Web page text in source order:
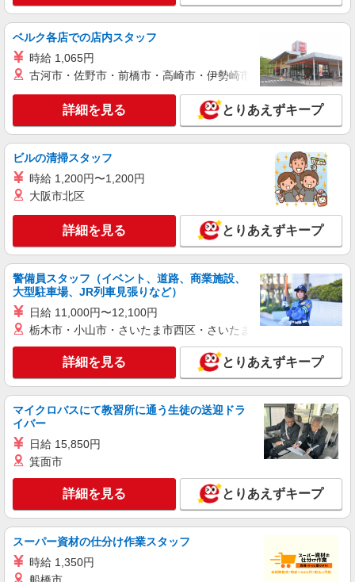
キープ
派遣社員
株式会社kotrio /●KB-H-1849107
＼未経験OK／高級シニア向け住宅で日常生活
の見守りやお手伝い等
時給1550円〜2187円 ＜日払い有/週払い有/交
詳細を見る
株式会社kotrio /●KB-H-2020608
小野駅｜まずは送迎業務で活躍しよう◎デイサ
ービスSTAFF
時給1450円〜2187円 ＜日払い有/週払い有/交
通費全支給(ガソリン代含む)＞
小野市 ＊最寄り駅：小野
キープ 詳細を見る
派遣社員
株式会社kotrio /●KB-H-1856647
小野／4名急募！シニア向けマンションSTAFF
時給1500円〜2125円 ＜日払い有/週払い有/交
通費全支給(ガソリン代含む)＞
小野市 ＊最寄り駅：小野
キープ 詳細を見る
ベルク各店での店内スタッフ
時給 1,065円
古河市・佐野市・前橋市・高崎市・伊勢崎市・太田市・館林市
詳細を見る とりあえずキープ
ビルの清掃スタッフ
時給 1,200円〜1,200円
大阪市北区
詳細を見る とりあえずキープ
警備員スタッフ（イベント、道路、商業施設、
大型駐車場、JR列車見張りなど）
日給 11,000円〜12,100円
栃木市・小山市・さいたま市西区・さいたま市岩槻区・久喜市・
詳細を見る とりあえずキープ
マイクロバスにて教習所に通う生徒の送迎ドラ
イバー
日給 15,850円
箕面市
詳細を見る とりあえずキープ
スーパー資材の仕分け作業スタッフ
時給 1,350円